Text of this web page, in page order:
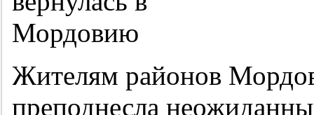
Жителям районов
преподнесла